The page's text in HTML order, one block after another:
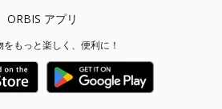
ORBIS アプリ
をもっと楽しく、便利に！